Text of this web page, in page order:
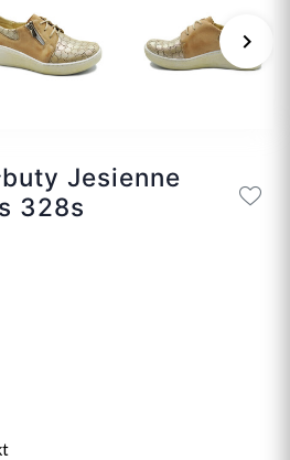
keyboard_arrow_right
Jesienne
328s